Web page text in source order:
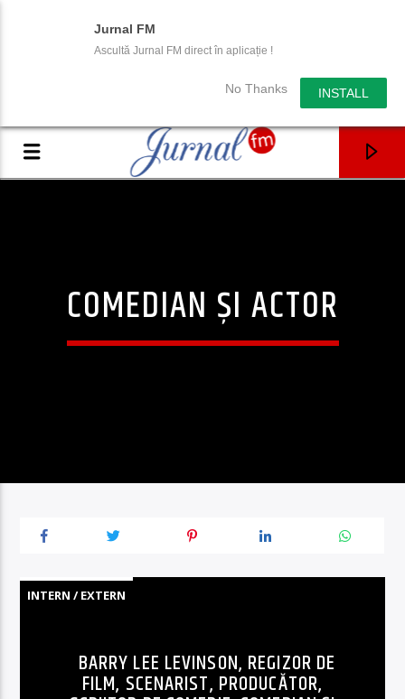
Jurnal FM
Ascultă Jurnal FM direct în aplicație !
No Thanks INSTALL
COMEDIAN ȘI ACTOR
INTERN / EXTERN
BARRY LEE LEVINSON, REGIZOR DE
FILM, SCENARIST, PRODUCĂTOR,